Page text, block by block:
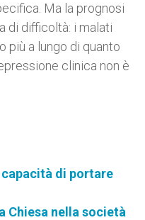
Ma la prognosi
di difficoltà: i malati
più a lungo di quanto
clinica non è
di portare
Chiesa nella società